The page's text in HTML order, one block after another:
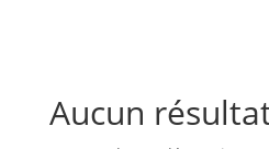
Aucun